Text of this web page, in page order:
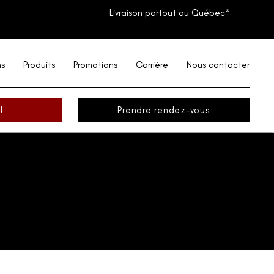
Livraison partout au Québec*
Produits Promotions Carrière Nous contacter
Prendre rendez-vous